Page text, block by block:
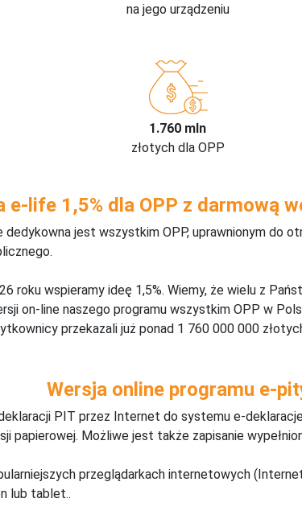
na jego urządzeniu
1.760 mln
złotych dla OPP
e-life 1,5% dla OPP z darmową
jest wszystkim OPP, uprawnionym do
roku wspieramy ideę 1,5%. Wiemy, że wielu z
on-line naszego programu wszystkim OPP w
przekazali już ponad 1 760 000 000
Wersja online programu e-
PIT przez Internet do systemu e-
papierowej. Możliwe jest także zapisanie
przeglądarkach internetowych
lub tablet..